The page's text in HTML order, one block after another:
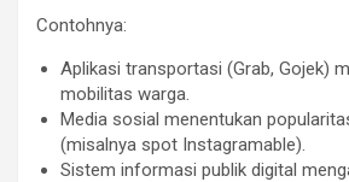
Contohnya:
Aplikasi transportasi (Grab, Gojek)
mobilitas warga.
Media sosial menentukan
(misalnya spot Instagramable).
Sistem informasi publik digital